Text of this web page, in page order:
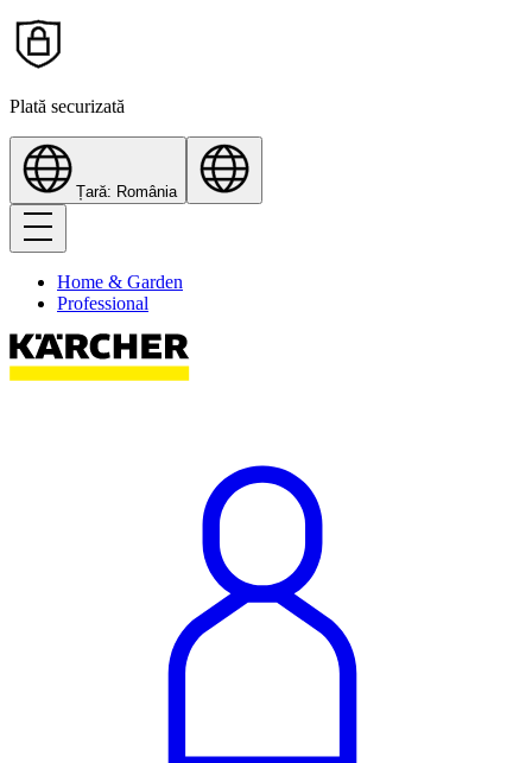
Plată securizată
Țară: România
Home & Garden
Professional